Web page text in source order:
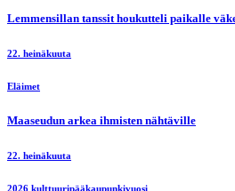
Lemmensillan tanssit houkutteli paikalle
22. heinäkuuta
Eläimet
Maaseudun arkea ihmisten nähtäville
22. heinäkuuta
2026 kulttuuripääkaupunkivuosi